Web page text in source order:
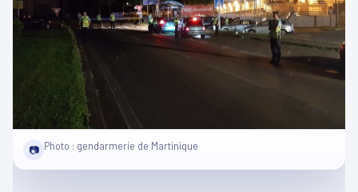
📷 Photo : gendarmerie de Martinique